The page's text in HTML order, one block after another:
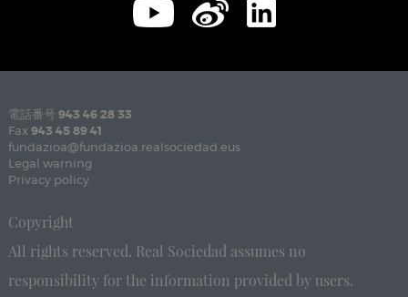
電話番号 943 46 28 33
Fax 943 45 89 41
fundazioa@fundazioa.realsociedad.eus
Legal warning
Privacy policy
Copyright
All rights reserved. Real Sociedad assumes no
responsibility for the information provided by users.